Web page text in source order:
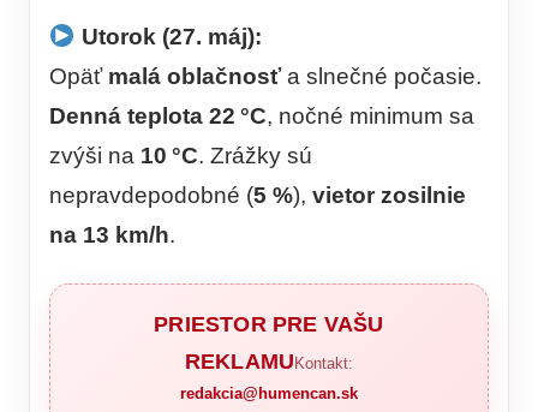
Utorok (27. máj):
Opäť malá oblačnosť a slnečné počasie.
Denná teplota 22 °C, nočné minimum sa
zvýši na 10 °C. Zrážky sú
nepravdepodobné (5 %), vietor zosilnie
na 13 km/h.
PRIESTOR PRE VAŠU
REKLAMUKontakt:
redakcia@humencan.sk